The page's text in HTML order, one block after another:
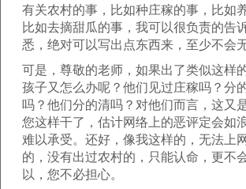
有关农村的事，比如种庄稼的事，比如
比如去摘甜瓜的事，我可以很负责的告
悉，绝对可以写出点东西来，至少不会
可是，尊敬的老师，如果出了类似这样
孩子又怎么办呢？他们见过庄稼吗？分
吗？他们分的清吗？对他们而言，这又
您这样干了，估计网络上的恶评定会如
难以承受。还好，像我这样的，无法上
的，没有出过农村的，只能认命，更不
以，您不必担心。